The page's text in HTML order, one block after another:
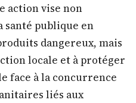
action vise non
santé publique en
dangereux, mais
locale et à protéger
face à la concurrence
liés aux